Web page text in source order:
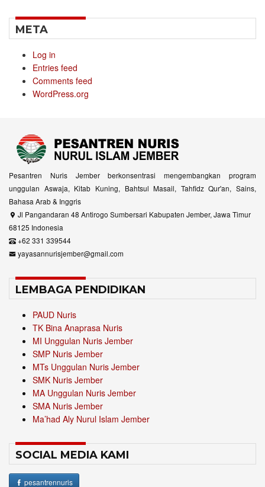
META
Log in
Entries feed
Comments feed
WordPress.org
Pesantren Nuris Jember berkonsentrasi mengembangkan program
unggulan Aswaja, Kitab Kuning, Bahtsul Masail, Tahfidz Qur'an, Sains,
Bahasa Arab & Inggris
Jl Pangandaran 48 Antirogo Sumbersari Kabupaten Jember, Jawa Timur
68125 Indonesia
+62 331 339544
yayasannurisjember@gmail.com
LEMBAGA PENDIDIKAN
PAUD Nuris
TK Bina Anaprasa Nuris
MI Unggulan Nuris Jember
SMP Nuris Jember
MTs Unggulan Nuris Jember
SMK Nuris Jember
MA Unggulan Nuris Jember
SMA Nuris Jember
Ma’had Aly Nurul Islam Jember
SOCIAL MEDIA KAMI
pesantrennuris